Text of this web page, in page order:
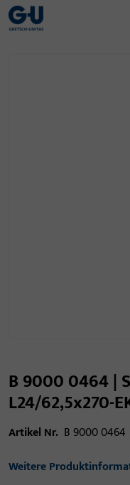
B 9000 0464 |
L24/62,5x270-
Artikel Nr. B 9000 0464
Weitere